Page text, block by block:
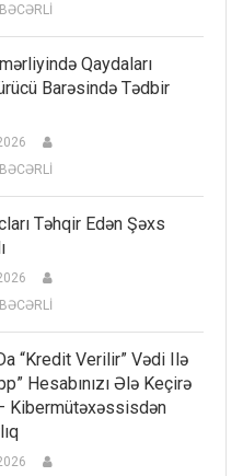
Qaydaları
Barəsində Tədbir
Təhqir Edən Şəxs
“kredit Verilir” Vədi Ilə
Hesabınızı Ələ Keçirə
Kibermütəxəssisdən